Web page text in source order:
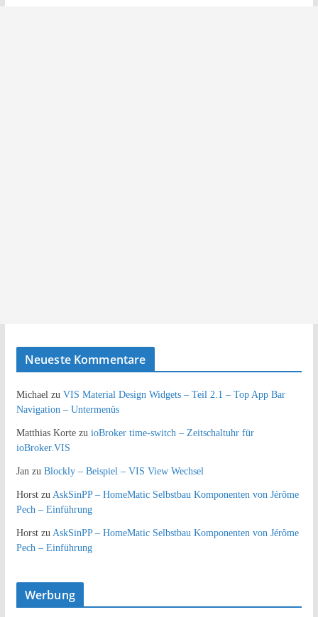
Neueste Kommentare
Michaelzu VIS Material Design Widgets – Teil 2.1 – Top App Bar
Navigation – Untermenüs
Matthias Kortezu ioBroker time-switch – Zeitschaltuhr für
ioBroker.VIS
Janzu Blockly – Beispiel – VIS View Wechsel
Horstzu AskSinPP – HomeMatic Selbstbau Komponenten von Jérôme
Pech – Einführung
Horstzu AskSinPP – HomeMatic Selbstbau Komponenten von Jérôme
Pech – Einführung
Werbung